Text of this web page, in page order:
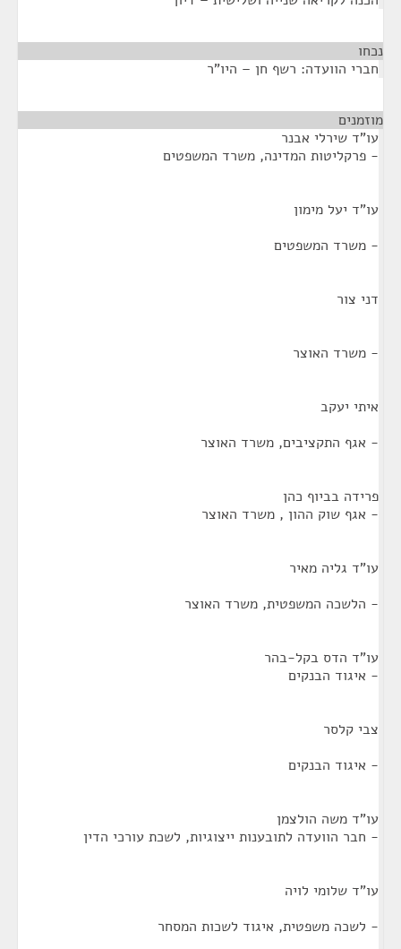
נכחו
חברי הוועדה: רשף חן – היו"ר
מוזמנים
עו"ד שירלי אבנר
- פרקליטות המדינה, משרד המשפטים
עו"ד יעל מימון
- משרד המשפטים
דני צור
- משרד האוצר
איתי יעקב
- אגף התקציבים, משרד האוצר
פרידה בביוף כהן
- אגף שוק ההון , משרד האוצר
עו"ד גליה מאיר
- הלשכה המשפטית, משרד האוצר
עו"ד הדס בקל-בהר
- איגוד הבנקים
צבי קלסר
- איגוד הבנקים
עו"ד משה הולצמן
- חבר הוועדה לתובענות ייצוגיות, לשכת עורכי הדין
עו"ד שלומי לויה
- לשכה משפטית, איגוד לשכות המסחר